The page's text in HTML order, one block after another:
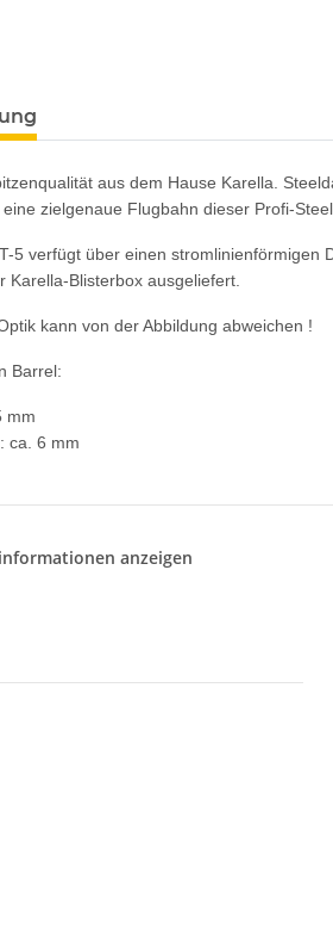
aus dem Hause Karella.
zielgenaue Flugbahn dieser Profi-
5 verfügt über einen stromlinienförmigen
Karella-Blisterbox ausgeliefert.
kann von der Abbildung abweichen !
Barrel:
mm
ca. 6 mm
anzeigen